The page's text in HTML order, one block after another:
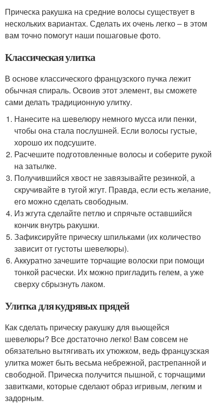
Прическа ракушка на средние волосы существует в
нескольких вариантах. Сделать их очень легко – в этом
вам точно помогут наши пошаговые фото.
Классическая улитка
В основе классического французского пучка лежит
обычная спираль. Освоив этот элемент, вы сможете
сами делать традиционную улитку.
Нанесите на шевелюру немного мусса или пенки,
чтобы она стала послушней. Если волосы густые,
хорошо их подсушите.
Расчешите подготовленные волосы и соберите рукой
на затылке.
Получившийся хвост не завязывайте резинкой, а
скручивайте в тугой жгут. Правда, если есть желание,
его можно сделать свободным.
Из жгута сделайте петлю и спрячьте оставшийся
кончик внутрь ракушки.
Зафиксируйте прическу шпильками (их количество
зависит от густоты шевелюры).
Аккуратно зачешите торчащие волоски при помощи
тонкой расчески. Их можно пригладить гелем, а уже
сверху сбрызнуть лаком.
Улитка для кудрявых прядей
Как сделать прическу ракушку для вьющейся
шевелюры? Все достаточно легко! Вам совсем не
обязательно вытягивать их утюжком, ведь французская
улитка может быть весьма небрежной, растрепанной и
свободной. Прическа получится пышной, с торчащими
завитками, которые сделают образ игривым, легким и
задорным.